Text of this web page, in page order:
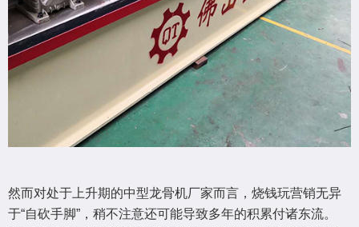
然而对处于上升期的中型龙骨机厂家而言，烧钱玩营销无异
于“自砍手脚”，稍不注意还可能导致多年的积累付诸东流。